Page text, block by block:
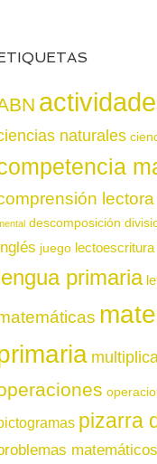
naturales
lectora
descomposición
juego lectoescritura
primaria
pizarra
matemáticos